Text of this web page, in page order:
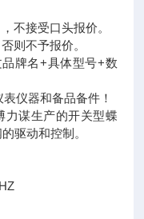
不接受口头报价。
则不予报价。
牌名+具体型号+数
仪器和备品备件！
力谋生产的开关型蝶
驱动和控制。